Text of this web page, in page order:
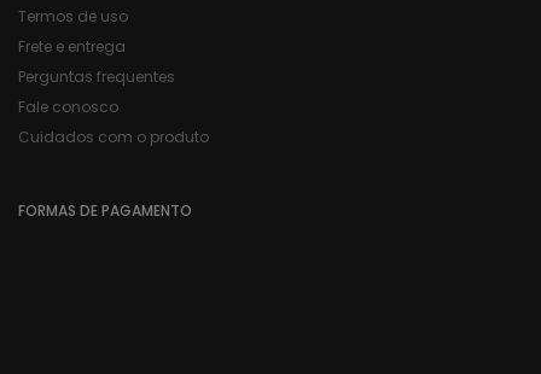
Termos de uso
Frete e entrega
Perguntas frequentes
Fale conosco
Cuidados com o produto
FORMAS DE PAGAMENTO